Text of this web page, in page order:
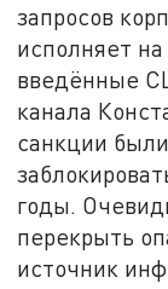
запросов
исполняет
введённые
канала
санкции
годы.
перекрыть
источник